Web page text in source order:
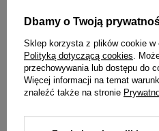
Bujaczek Krzesełko
Leżaczek 2w1 Wibracja
Dźwięk Lisek
133,24 zł
Dbamy o Twoją
Sklep korzysta z plików cookie w
Polityką dotyczącą cookies .
przechowywania lub dostępu do
Więcej informacji na temat
znaleźć także na stronie